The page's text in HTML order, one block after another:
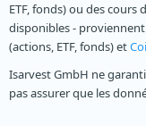
ETF, fonds) ou des cours
disponibles -
(actions, ETF, fonds) et
Isarvest GmbH ne
pas assurer que les